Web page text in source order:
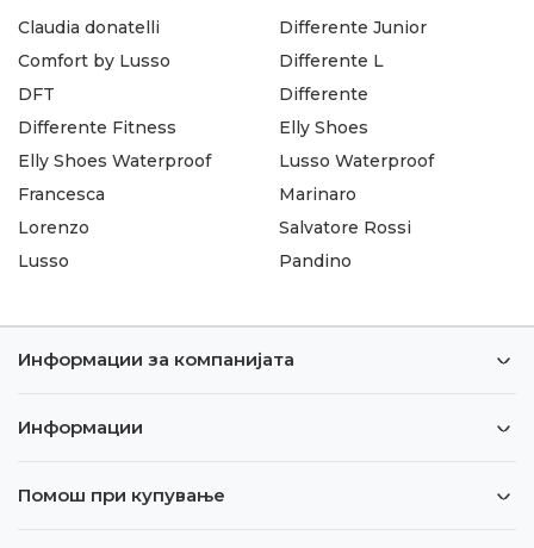
Claudia donatelli
Comfort by Lusso
DFT
Differente Fitness
Differente Junior
Differente L
Differente
Elly Shoes
Elly Shoes Waterproof
Francesca
Lorenzo
Lusso
Lusso Waterproof
Marinaro
Salvatore Rossi
Pandino
Информации за компанијата
Информации
Помош при купување